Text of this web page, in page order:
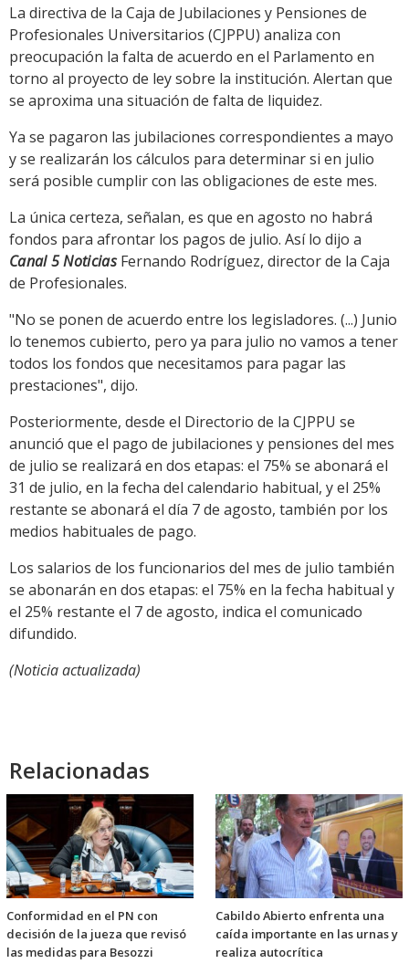
Link
La directiva de la Caja de Jubilaciones y Pensiones de
Profesionales Universitarios (CJPPU) analiza con
preocupación la falta de acuerdo en el Parlamento en
torno al proyecto de ley sobre la institución. Alertan que
se aproxima una situación de falta de liquidez.
Ya se pagaron las jubilaciones correspondientes a mayo
y se realizarán los cálculos para determinar si en julio
será posible cumplir con las obligaciones de este mes.
La única certeza, señalan, es que en agosto no habrá
fondos para afrontar los pagos de julio. Así lo dijo a
Canal 5 NoticiasFernando Rodríguez, director de la Caja
de Profesionales.
"No se ponen de acuerdo entre los legisladores. (...) Junio
lo tenemos cubierto, pero ya para julio no vamos a tener
todos los fondos que necesitamos para pagar las
prestaciones", dijo.
Posteriormente, desde el Directorio de la CJPPU se
anunció que el pago de jubilaciones y pensiones del mes
de julio se realizará en dos etapas: el 75% se abonará el
31 de julio, en la fecha del calendario habitual, y el 25%
restante se abonará el día 7 de agosto, también por los
medios habituales de pago.
Los salarios de los funcionarios del mes de julio también
se abonarán en dos etapas: el 75% en la fecha habitual y
el 25% restante el 7 de agosto, indica el comunicado
difundido.
(Noticia actualizada)
Relacionadas
Conformidad en el PN con
decisión de la jueza que revisó
las medidas para Besozzi
Cabildo Abierto enfrenta una
caída importante en las urnas y
realiza autocrítica